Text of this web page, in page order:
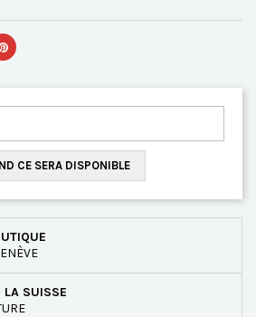
CE SERA DISPONIBLE
LA SUISSE